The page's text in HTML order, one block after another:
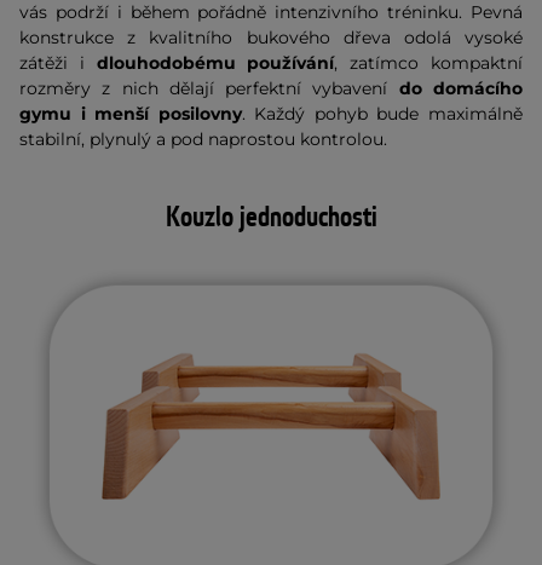
vás podrží i během pořádně intenzivního tréninku. Pevná
konstrukce z kvalitního bukového dřeva odolá vysoké
zátěži i dlouhodobému používání, zatímco kompaktní
rozměry z nich dělají perfektní vybavení do domácího
gymu i menší posilovny. Každý pohyb bude maximálně
stabilní, plynulý a pod naprostou kontrolou.
Kouzlo jednoduchosti